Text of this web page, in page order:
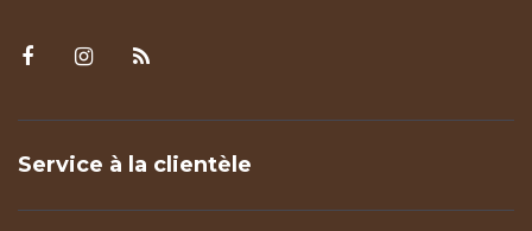
Service à la clientèle